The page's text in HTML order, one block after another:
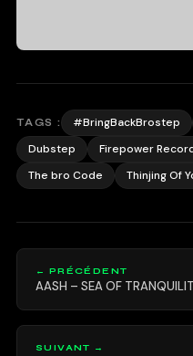
TAGS : #BringBackBrostep
Dubstep
Firepower
The bro Code
Thinjing Of
← PRÉCÉDENT
AASH – SEA OF
SUIVANT →